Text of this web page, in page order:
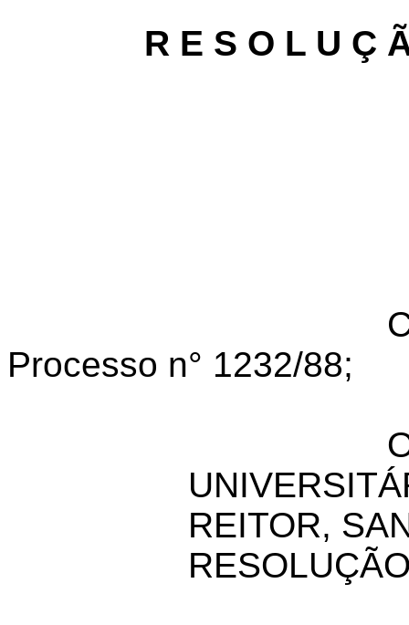
R E S O L U Ç
Processo n° 1232/88;
REITOR,